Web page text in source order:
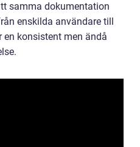
samma dokumentation
enskilda användare till
en konsistent men ändå